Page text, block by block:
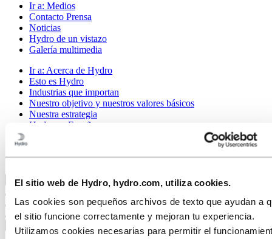
El sitio web de Hydro, hydro.com, utiliza cookies.
Las cookies son pequeños archivos de texto que ayudan a
el sitio funcione correctamente y mejoran tu experiencia.
Utilizamos cookies necesarias para permitir el
Ir a: Medios
Contacto Prensa
Noticias
Hydro de un vistazo
Galería multimedia
Ir a: Acerca de Hydro
Esto es Hydro
Industrias que importan
Nuestro objetivo y nuestros valores básicos
Nuestra estrategia
Hydro en España
Clientes y socios
Volver al menú principal
Cerrar